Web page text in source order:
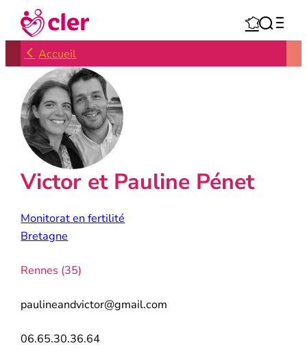
Aller
contenu
 
Accueil
Victor et Pauline Pénet
Monitorat en fertilité
Bretagne
Rennes (35)
paulineandvictor@gmail.com
06.65.30.36.64